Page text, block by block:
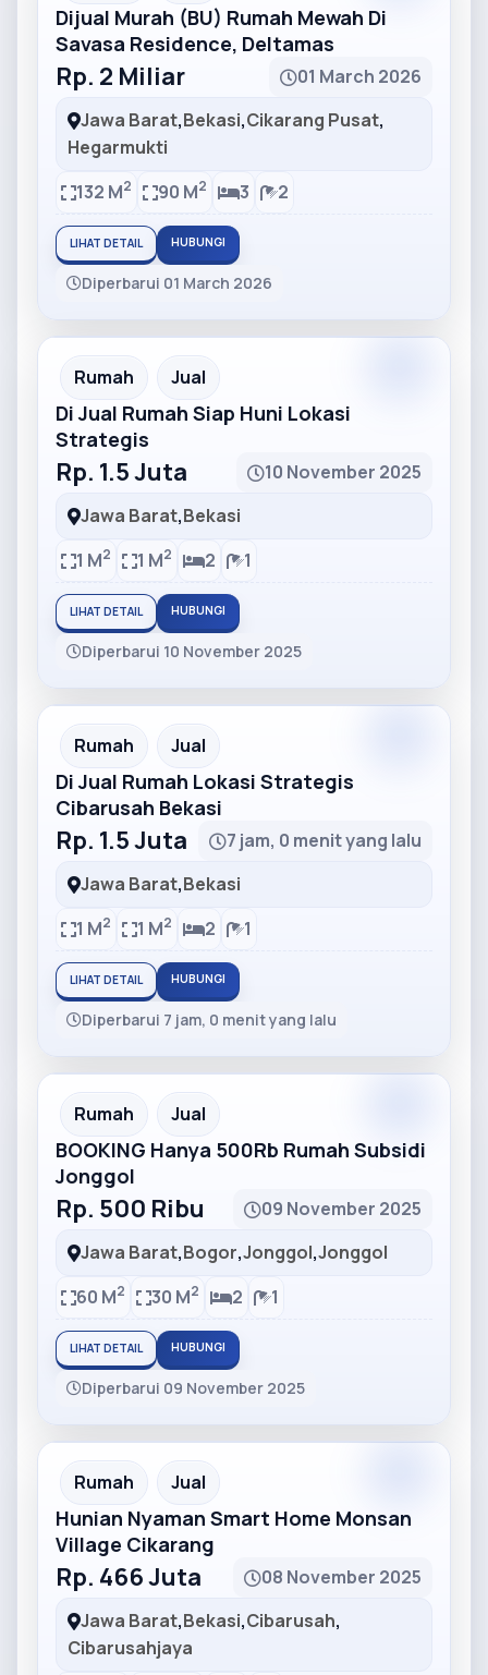
Dijual Murah (BU) Rumah Mewah Di
Savasa Residence, Deltamas
Rp. 2 Miliar
01 March 2026
Jawa Barat,Bekasi,Cikarang Pusat,
Hegarmukti
132 M2 90 M2 3 2
LIHAT DETAIL HUBUNGI
Diperbarui 01 March 2026
Partner Ad
Rumah Jual
Di Jual Rumah Siap Huni Lokasi
Strategis
Rp. 1.5 Juta
10 November 2025
Jawa Barat,Bekasi
1 M2 1 M2 2 1
LIHAT DETAIL HUBUNGI
Diperbarui 10 November 2025
Partner Ad
Rumah Jual
Di Jual Rumah Lokasi Strategis
Cibarusah Bekasi
Rp. 1.5 Juta
7 jam, 0 menit yang lalu
Jawa Barat,Bekasi
1 M2 1 M2 2 1
LIHAT DETAIL HUBUNGI
Diperbarui 7 jam, 0 menit yang lalu
Partner Ad
Rumah Jual
BOOKING Hanya 500Rb Rumah Subsidi
Jonggol
Rp. 500 Ribu
09 November 2025
Jawa Barat,Bogor,Jonggol,Jonggol
60 M2 30 M2 2 1
LIHAT DETAIL HUBUNGI
Diperbarui 09 November 2025
Partner Ad
Rumah Jual
Hunian Nyaman Smart Home Monsan
Village Cikarang
Rp. 466 Juta
08 November 2025
Jawa Barat,Bekasi,Cibarusah,
Cibarusahjaya